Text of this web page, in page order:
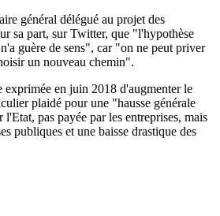
général délégué au projet des
sa part, sur Twitter, que "l'hypothèse
guère de sens", car "on ne peut priver
un nouveau chemin".
exprimée en juin 2018 d'augmenter le
plaidé pour une "hausse générale
l'Etat, pas payée par les entreprises, mais
publiques et une baisse drastique des